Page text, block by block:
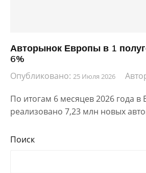
Авторынок Европы в 1
6%
Опубликовано: 25 Июля 2026
По итогам 6 месяцев 2026 года в
реализовано 7,23 млн новых
Поиск